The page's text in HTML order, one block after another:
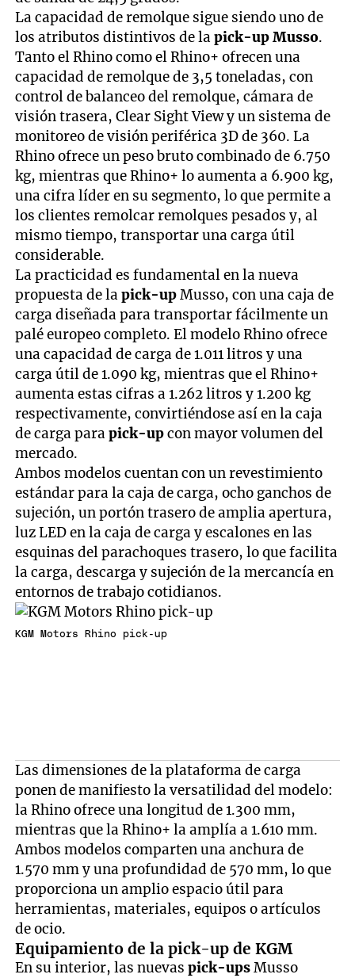
La capacidad de remolque sigue siendo uno de
los atributos distintivos de la pick-up Musso.
Tanto el Rhino como el Rhino+ ofrecen una
capacidad de remolque de 3,5 toneladas, con
control de balanceo del remolque, cámara de
visión trasera, Clear Sight View y un sistema de
monitoreo de visión periférica 3D de 360. La
Rhino ofrece un peso bruto combinado de 6.750
kg, mientras que Rhino+ lo aumenta a 6.900 kg,
una cifra líder en su segmento, lo que permite a
los clientes remolcar remolques pesados y, al
mismo tiempo, transportar una carga útil
considerable.
La practicidad es fundamental en la nueva
propuesta de lapick-upMusso, con una caja de
carga diseñada para transportar fácilmente un
palé europeo completo. El modelo Rhino ofrece
una capacidad de carga de 1.011 litros y una
carga útil de 1.090 kg, mientras que el Rhino+
aumenta estas cifras a 1.262 litros y 1.200 kg
respectivamente, convirtiéndose así en la caja
de carga parapick-upcon mayor volumen del
mercado.
Ambos modelos cuentan con un revestimiento
estándar para la caja de carga, ocho ganchos de
sujeción, un portón trasero de amplia apertura,
luz LED en la caja de carga y escalones en las
esquinas del parachoques trasero, lo que facilita
la carga, descarga y sujeción de la mercancía en
entornos de trabajo cotidianos.
KGM Motors Rhino pick-up
Las dimensiones de la plataforma de carga
ponen de manifiesto la versatilidad del modelo:
la Rhino ofrece una longitud de 1.300 mm,
mientras que la Rhino+ la amplía a 1.610 mm.
Ambos modelos comparten una anchura de
1.570 mm y una profundidad de 570 mm, lo que
proporciona un amplio espacio útil para
herramientas, materiales, equipos o artículos
de ocio.
Equipamiento de la pick-up de KGM
En su interior, las nuevas pick-upsMusso